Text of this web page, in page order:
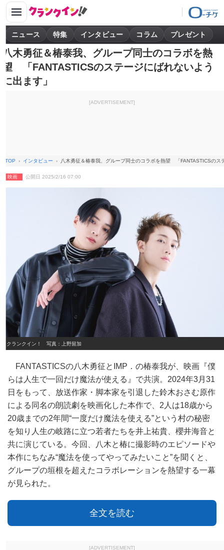
ニュース 特集 インタビュー コラム プレゼント
八木勇征＆椿泰我、グループ同士のコラボを熱
望 「FANTASTICSのステージにばれないよう
に出ます」
[ADVERTISEMENT]
TOP インタビュー 八木勇征＆椿泰我、グループ同士のコラボを熱望 「FANTASTICSのス
映画 公開日 2025/2/16 07:00
クランクイン！ 写真：上野留加
FANTASTICSの八木勇征とIMP．の椿泰我が、映画『僕
らは人生で一回だけ魔法が使える』で共演。2024年3月31
日をもって、放送作家・脚本家を引退した鈴木おさむ原作
による同名の朗読劇を映画化した本作で、2人は18歳から
20歳までの2年間“一度だけ魔法を使える”という村の秘密
を知り人生の岐路に立つ若者たちを井上祐貴、櫻井海音と
共に演じている。今回、八木と椿に撮影時のエピソードや
本作にちなみ“魔法を使ってやってみたいこと”を聞くと、
グループの垣根を超えたコラボレーションを熱望する一幕
が見られた。
全文を読む
[ADVERTISEMENT]